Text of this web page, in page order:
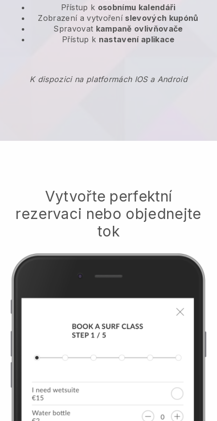
Přístup k osobnímu kalendáři
Zobrazení a vytvoření slevových kupónů
Spravovat kampaně ovlivňovače
Přístup k nastavení aplikace
K dispozici na platformách IOS a Android
Vytvořte perfektní
rezervaci nebo objednejte
tok